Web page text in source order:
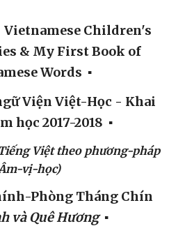
& My First Book of
Words ▪
Viện Việt-Học - Khai
học 2017-2018 ▪
Việt theo phương-pháp
vị-học)
và Quê Hương ▪